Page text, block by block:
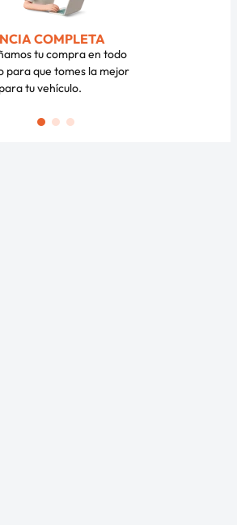
COMPLETA
tu compra en todo
para que tomes la mejor
tu vehículo.